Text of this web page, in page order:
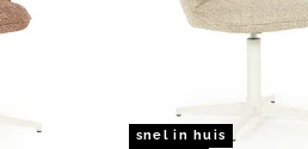
snel in huis